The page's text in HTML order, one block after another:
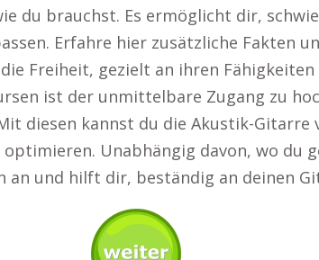
du brauchst. Es ermöglicht dir,
Erfahre hier zusätzliche Fakten
Freiheit, gezielt an ihren Fähigkeiten
ist der unmittelbare Zugang zu
diesen kannst du die Akustik-Gitarre
Unabhängig davon, wo du
an und hilft dir, beständig an deinen